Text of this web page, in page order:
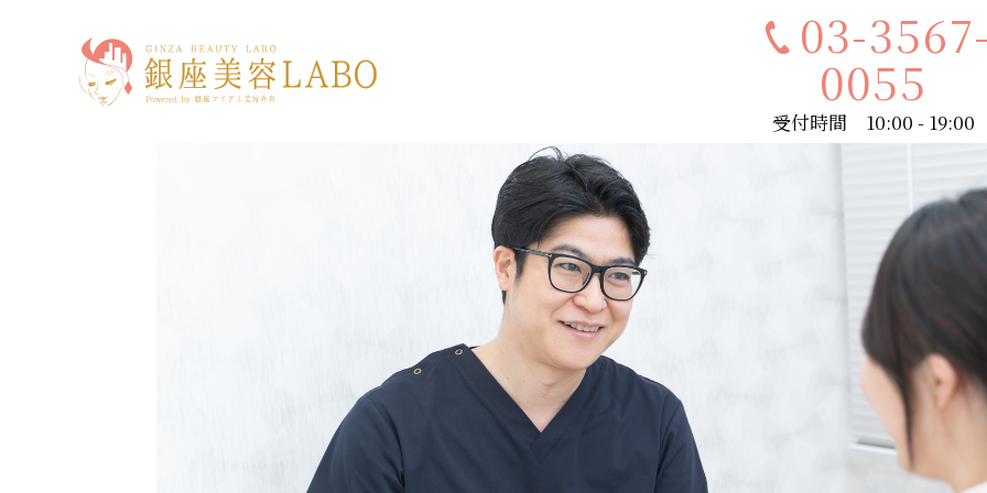
03-
0055
受付時間 10:00 - 19:00